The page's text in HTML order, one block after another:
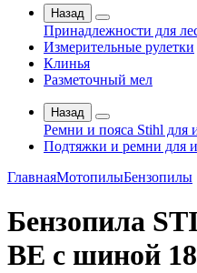
Назад
Принадлежности для
Измерительные рулетки
Клинья
Разметочный мел
Назад
Ремни и пояса Stihl для
Подтяжки и ремни для
ГлавнаяМотопилыБензопилы
Бензопила
BE с шиной